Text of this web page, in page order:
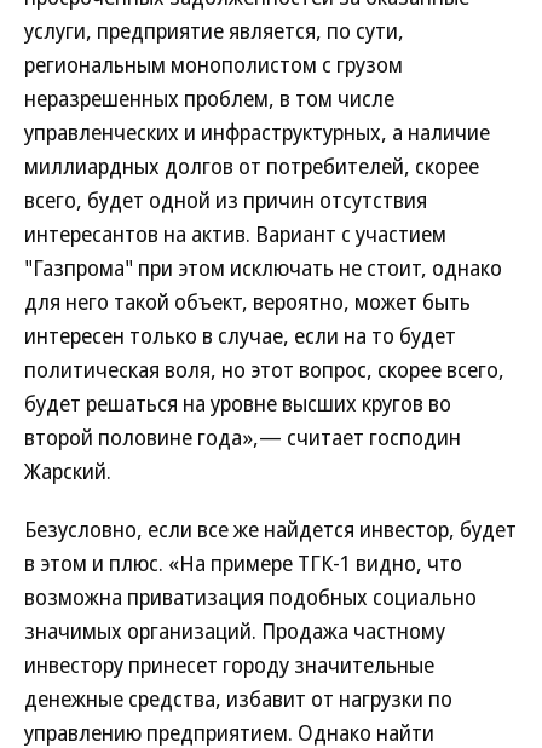
услуги, предприятие является, по сути,
региональным монополистом с грузом
неразрешенных проблем, в том числе
управленческих и инфраструктурных, а наличие
миллиардных долгов от потребителей, скорее
всего, будет одной из причин отсутствия
интересантов на актив. Вариант с участием
"Газпрома" при этом исключать не стоит, однако
для него такой объект, вероятно, может быть
интересен только в случае, если на то будет
политическая воля, но этот вопрос, скорее всего,
будет решаться на уровне высших кругов во
второй половине года»,— считает господин
Жарский.
Безусловно, если все же найдется инвестор, будет
в этом и плюс. «На примере ТГК-1 видно, что
возможна приватизация подобных социально
значимых организаций. Продажа частному
инвестору принесет городу значительные
денежные средства, избавит от нагрузки по
управлению предприятием. Однако найти